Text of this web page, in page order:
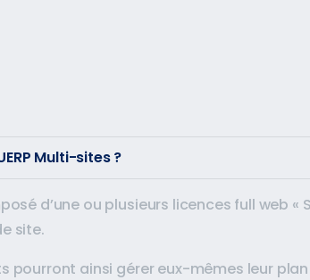
Multi-sites ?
d’une ou plusieurs licences full web
site.
pourront ainsi gérer eux-mêmes leur